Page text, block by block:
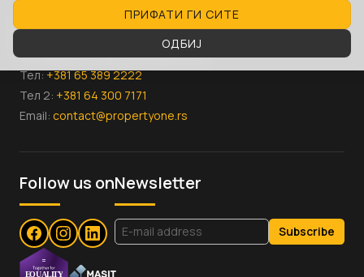
ПРИФАТИ ГИ СИТЕ
ОДБИЈ
Србија
ул. Руменачка, бр.124а, Нови Сад
Тел:+381 65 389 2222
Тел 2: +381 64 300 7171
Email: contact@propertyone.rs
Follow us onNewsletter
Subscribe